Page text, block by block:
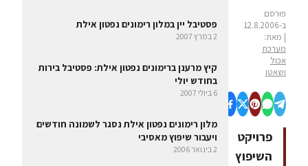
פורסם
ב-12.8.2006
| מאת:
מערכת
אכול
ושאטו
פרויקט
השיפוץ
פסטיבל יין במלון רימונים נפטון אילת
2 במרץ 2007
קיץ מרענן ברימונים נפטון אילת: פסטיבל בירות
בחודש יולי
6 ביולי 2007
מלון רימונים נפטון אילת נסגר לשמונה חודשים
ויעבור שיפוץ מאסיבי
2 בינואר 2006